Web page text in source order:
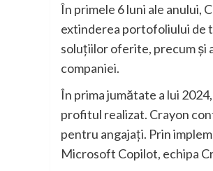
În primele 6 luni ale anului,
extinderea portofoliului de
soluțiilor oferite, precum și
companiei.
În prima jumătate a lui
profitul realizat. Crayon
pentru angajați. Prin
Microsoft Copilot, echipa